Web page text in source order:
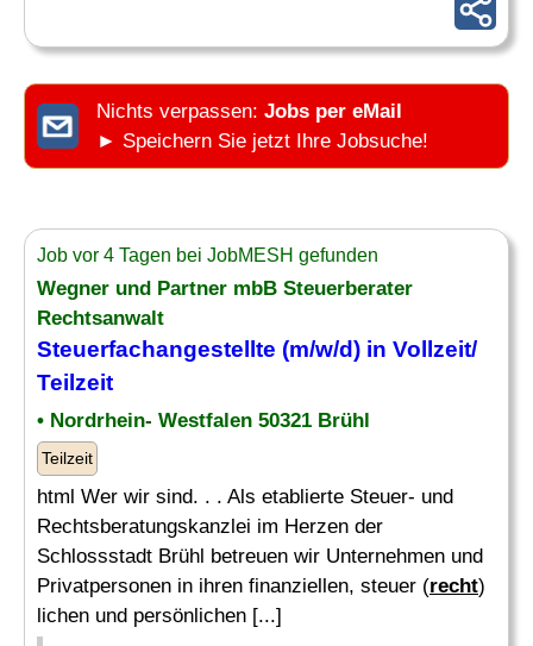
Nichts verpassen: Jobs per eMail
► Speichern Sie jetzt Ihre Jobsuche!
Job vor 4 Tagen bei JobMESH gefunden
Wegner und Partner mbB Steuerberater
Rechtsanwalt
Steuerfachangestellte (m/w/d) in Vollzeit/
Teilzeit
• Nordrhein- Westfalen 50321 Brühl
Teilzeit
html Wer wir sind. . . Als etablierte Steuer- und
Rechtsberatungskanzlei im Herzen der
Schlossstadt Brühl betreuen wir Unternehmen und
Privatpersonen in ihren finanziellen, steuer (recht)
lichen und persönlichen [...]